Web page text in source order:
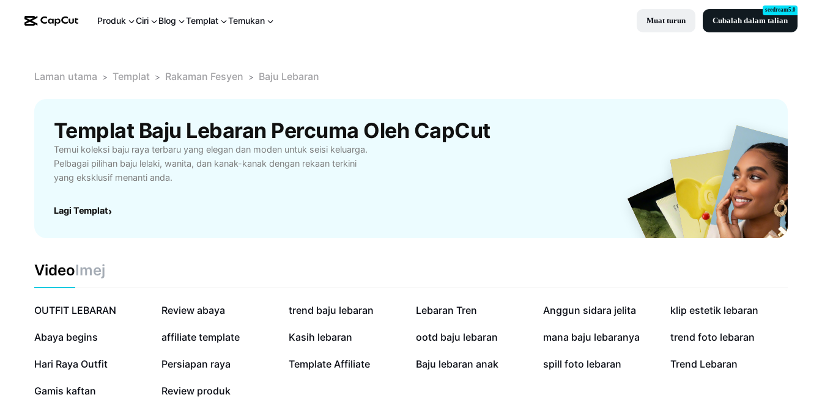
Produk Ciri Blog Templat Temukan Muat turun Cubalah dalam talian
seedream5.0
Laman utama > Templat > Rakaman Fesyen > Baju Lebaran
Templat Baju Lebaran Percuma Oleh CapCut
Temui koleksi baju raya terbaru yang elegan dan moden untuk seisi keluarga.
Pelbagai pilihan baju lelaki, wanita, dan kanak-kanak dengan rekaan terkini
yang eksklusif menanti anda.
Lagi Templat›
VideoImej
121.8K
OUTFIT LEBARAN 26.5K
Review abaya 25.3K
trend baju lebaran 16.3K
Lebaran Tren 15.7K
Anggun sidara jelita 14.3K
klip estetik lebaran
11.3K
Abaya begins 10.3K
affiliate template 9.7K
Kasih lebaran 6.5K
ootd baju lebaran 5.9K
mana baju lebaranya 4.8K
trend foto lebaran
3.5K
Hari Raya Outfit 2.3K
Persiapan raya 1.4K
Template Affiliate 861
Baju lebaran anak 681
spill foto lebaran 435
Trend Lebaran
271
Gamis kaftan 5
Review produk